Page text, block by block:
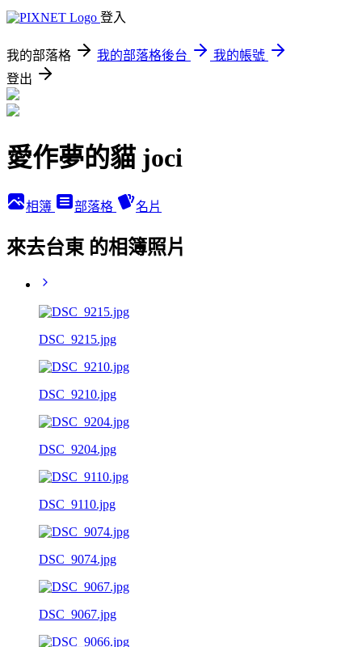
登入
我的部落格 我的部落格後台
我的帳號
登出
愛作夢的貓 joci
相簿 部落格 名片
來去台東 的相簿照片
DSC_9215.jpg
DSC_9210.jpg
DSC_9204.jpg
DSC_9110.jpg
DSC_9074.jpg
DSC_9067.jpg